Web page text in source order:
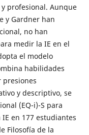
profesional. Aunque
y Gardner han
no han
medir la IE en el
el modelo
habilidades
presiones
y descriptivo, se
(EQ-i)-S para
en 177 estudiantes
Filosofía de la